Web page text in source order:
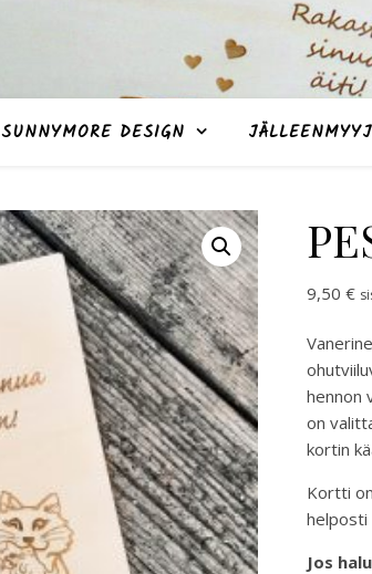
SUNNYMORE DESIGN
9,50 €
hennon
on
kortin
Kortti
helposti
Jos